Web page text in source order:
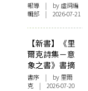
報導 | by 虛詞編
輯部 | 2026-07-21
【新書】《里
爾克詩集－意
象之書》書摘
書序 | by 里爾
克 | 2026-07-20